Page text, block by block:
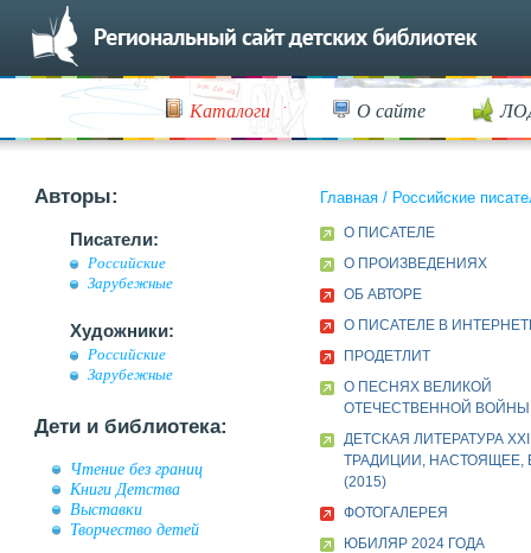
Каталоги О сайте
Авторы:
Писатели:
Российские
Зарубежные
Художники:
Российские
Зарубежные
Дети и библиотека:
Чтение без границ
Книги Детства
Выставки
Творчество детей
Главная / Российские
О ПИСАТЕЛЕ
О ПРОИЗВЕДЕНИЯХ
ОБ АВТОРЕ
О ПИСАТЕЛЕ В
ПРОДЕТЛИТ
О ПЕСНЯХ ВЕЛИКОЙ
ОТЕЧЕСТВЕННОЙ ВОЙНЫ
ДЕТСКАЯ ЛИТЕРАТУРА
ТРАДИЦИИ, НАСТОЯЩЕЕ,
(2015)
ФОТОГАЛЕРЕЯ
ЮБИЛЯР 2024 ГОДА